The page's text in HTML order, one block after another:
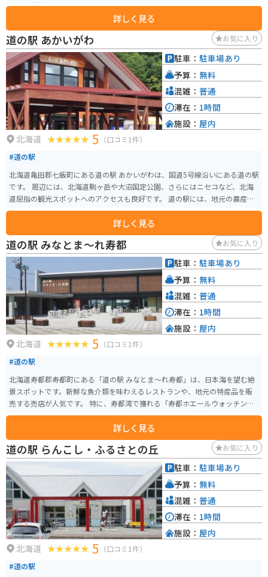
おり、自然を肌で感じることも出来ます。また、冬期間も利用可能となって
おりますので、冬のニセコの山々を背にしながら、温泉を満喫する事も可能
です。休憩所や食堂を完備してあります。【泉質】単純硫黄温泉（硫化水素
型）【効能】神経痛・腰痛症・慢性湿疹・関節等の運動機能障害・疲労回復
詳しく見る
道の駅 あかいがわ お気に入り
北海道 5 （口コミ1件）
#道の駅
北海道亀田郡七飯町にある道の駅 あかいがわは、国道5号線沿いにある道の駅
です。 周辺には、北海道駒ヶ岳や大沼国定公園、さらにはニセコなど、北海
道屈指の観光スポットへのアクセスも良好です。 道の駅には、地元の農産物
直売所があり、新鮮な野菜や果物を購入できます。 また、レストランでは、
地元の食材を使った料理を楽しむことができます。 バイクで訪れる場合、駐
車場も広く休憩場所としても最適です。 周辺の観光道路も走りやすく、ツー
リングにもおすすめです。 北海道の雄大な自然を感じながら、地元の美味し
いものを楽しめる道の駅 あかいがわは、観光の拠点としても、ドライブ中の
休憩場所としても最適です。
詳しく見る
駐車： 駐車場あり
予算： 無料
混雑： 普通
滞在： 1時間
施設： 屋内
道の駅 みなとま～れ寿都 お気に入り
北海道 5 （口コミ1件）
#道の駅
北海道寿都郡寿都町にある「道の駅 みなとま～れ寿都」は、日本海を望む絶
景スポットです。新鮮な魚介類を味わえるレストランや、地元の特産品を販
売する売店が人気です。 特に、寿都湾で獲れる「寿都ホエールウォッチン
グ」は、他では味わえない体験として人気です。また、風力発電の風車が立
色がおすすめです。道の駅には、ライダーのための休憩スペースも用意され
ています。周辺には、海岸線に沿って走る快適な道が続くので、ツーリング
にも最適です。 寿都町は、毛ガニやウニなどの海産物が有名です。道の駅で
も販売されているので、ぜひお土産にどうぞ。また、「寿都昆布」を使った
昆布製品も人気があります。
詳しく見る
駐車： 駐車場あり
予算： 無料
混雑： 普通
滞在： 1時間
施設： 屋内
道の駅 らんこし・ふるさとの丘 お気に入り
北海道 5 （口コミ1件）
#道の駅
駐車： 駐車場あり
予算： 無料
混雑： 普通
滞在： 1時間
施設： 屋内